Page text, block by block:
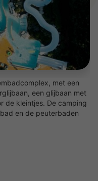
met een
een glijbaan met
de kleintjes. De camping
en de peuterbaden